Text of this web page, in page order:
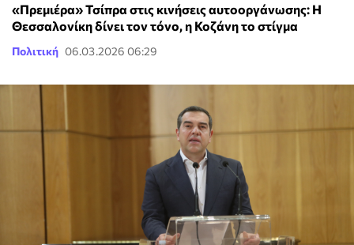
«Πρεμιέρα» Τσίπρα στις κινήσεις αυτοοργάνωσης: Η
Θεσσαλονίκη δίνει τον τόνο, η Κοζάνη το στίγμα
Πολιτική 06.03.2026 06:29